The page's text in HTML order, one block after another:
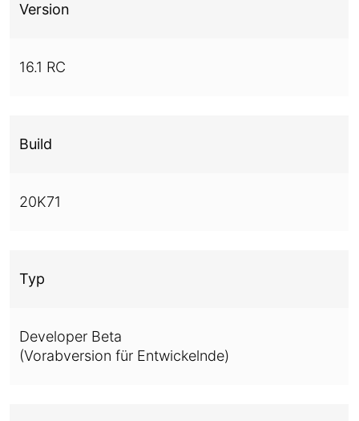
Version
16.1 RC
Build
20K71
Typ
Developer Beta
(Vorabversion für Entwickelnde)